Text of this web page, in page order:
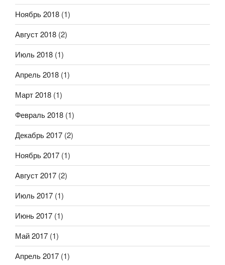
Ноябрь 2018 (1)
Август 2018 (2)
Июль 2018 (1)
Апрель 2018 (1)
Март 2018 (1)
Февраль 2018 (1)
Декабрь 2017 (2)
Ноябрь 2017 (1)
Август 2017 (2)
Июль 2017 (1)
Июнь 2017 (1)
Май 2017 (1)
Апрель 2017 (1)